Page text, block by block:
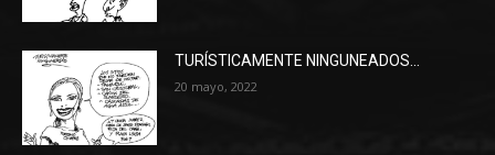
TURÍSTICAMENTE NINGUNEADOS…
20 mayo, 2022